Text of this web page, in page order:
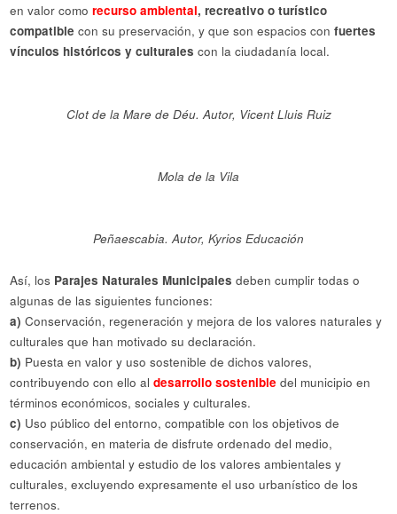
en valor comorecurso ambiental, recreativo o turístico
compatible con su preservación, y que son espacios confuertes
vínculos históricos y culturales con la ciudadanía local.
Clot de la Mare de Déu. Autor, Vicent Lluis Ruiz
Mola de la Vila
Peñaescabia. Autor, Kyrios Educación
Así, los Parajes Naturales Municipales deben cumplir todas o
algunas de las siguientes funciones:
a) Conservación, regeneración y mejora de los valores naturales y
culturales que han motivado su declaración.
b) Puesta en valor y uso sostenible de dichos valores,
contribuyendo con ello aldesarrollo sostenible del municipio en
términos económicos, sociales y culturales.
c) Uso público del entorno, compatible con los objetivos de
conservación, en materia de disfrute ordenado del medio,
educación ambiental y estudio de los valores ambientales y
culturales, excluyendo expresamente el uso urbanístico de los
terrenos.